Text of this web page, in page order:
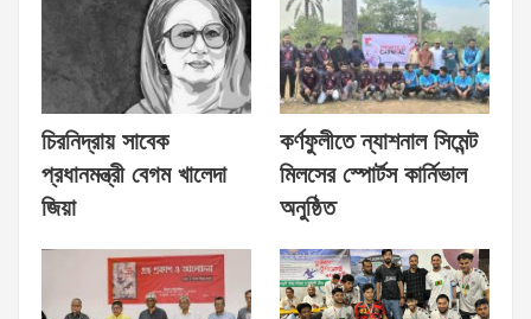
চিরনিদ্রায় সাবেক
প্রধানমন্ত্রী বেগম খালেদা
জিয়া
কর্ণফুলীতে ন্যাশনাল সিমেন্ট
মিলসের স্পোর্টস কার্নিভাল
অনুষ্ঠিত